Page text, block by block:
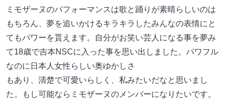
ミモザーヌのパフォーマンスは歌と踊りが素晴らしいのは
もちろん、夢を追いかけるキラキラしたみんなの表情にと
てもパワーを貰えます。自分がお笑い芸人になる事を夢み
て18歳で吉本NSCに入った事を思い出しました。パワフル
なのに日本人女性らしい奥ゆかしさ
もあり、清楚で可愛いらしく、私みたいだなと思いまし
た。もし可能ならミモザーヌのメンバーになりたいです。